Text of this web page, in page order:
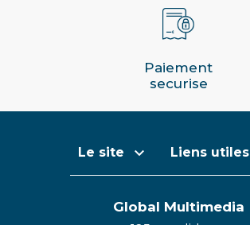
Paiement
securise
Le site  Liens utiles
Global Multimedia